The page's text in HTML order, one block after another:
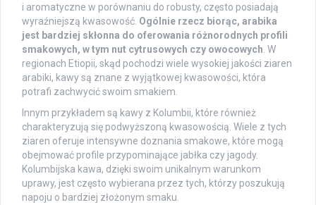
i aromatyczne w porównaniu do robusty, często posiadają
wyraźniejszą kwasowość. Ogólnie rzecz biorąc, arabika
jest bardziej skłonna do oferowania różnorodnych profili
smakowych, w tym nut cytrusowych czy owocowych . W
regionach Etiopii, skąd pochodzi wiele wysokiej jakości ziaren
arabiki, kawy są znane z wyjątkowej kwasowości, która
potrafi zachwycić swoim smakiem.
Innym przykładem są kawy z Kolumbii, które również
charakteryzują się podwyższoną kwasowością. Wiele z tych
ziaren oferuje intensywne doznania smakowe, które mogą
obejmować profile przypominające jabłka czy jagody.
Kolumbijska kawa, dzięki swoim unikalnym warunkom
uprawy, jest często wybierana przez tych, którzy poszukują
napoju o bardziej złożonym smaku.